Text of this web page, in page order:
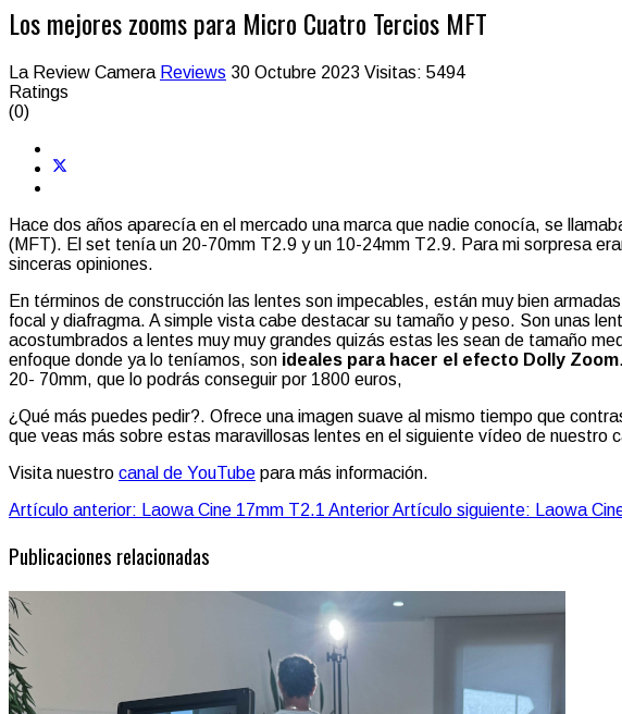
Los mejores zooms para Micro Cuatro Tercios MFT
La Review Camera Reviews 30 Octubre 2023 Visitas: 5494
Ratings
(0)
Hace dos años aparecía en el mercado una marca que nadie conocía, se
(MFT). El set tenía un 20-70mm T2.9 y un 10-24mm T2.9. Para mi sorpresa
sinceras opiniones.
En términos de construcción las lentes son impecables, están muy bien
focal y diafragma. A simple vista cabe destacar su tamaño y peso. Son unas
acostumbrados a lentes muy muy grandes quizás estas les sean de tamaño
enfoque donde ya lo teníamos, son ideales para hacer el efecto Dolly Zoom
20- 70mm, que lo podrás conseguir por 1800 euros,
¿Qué más puedes pedir?. Ofrece una imagen suave al mismo tiempo que
que veas más sobre estas maravillosas lentes en el siguiente vídeo de nuestro
Visita nuestro canal de YouTube para más información.
Artículo anterior: Laowa Cine 17mm T2.1 AnteriorArtículo siguiente: Laowa
Publicaciones relacionadas